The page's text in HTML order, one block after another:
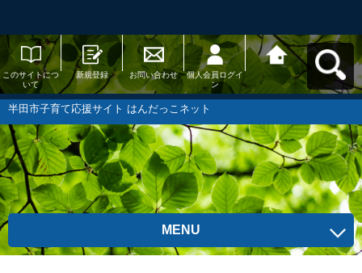
このサイトにつ
いて
新規登録 お問い合わせ
個人会員ログイ
ン
半田市子育て応
援サイト はんだ
っこネットへ戻
半田市子育て応援サイト はんだっこネット
MENU